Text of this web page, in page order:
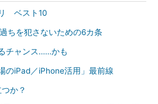
ベスト10
ちを犯さないための6カ条
チャンス……かも
のiPad／iPhone活用」最前線
か？